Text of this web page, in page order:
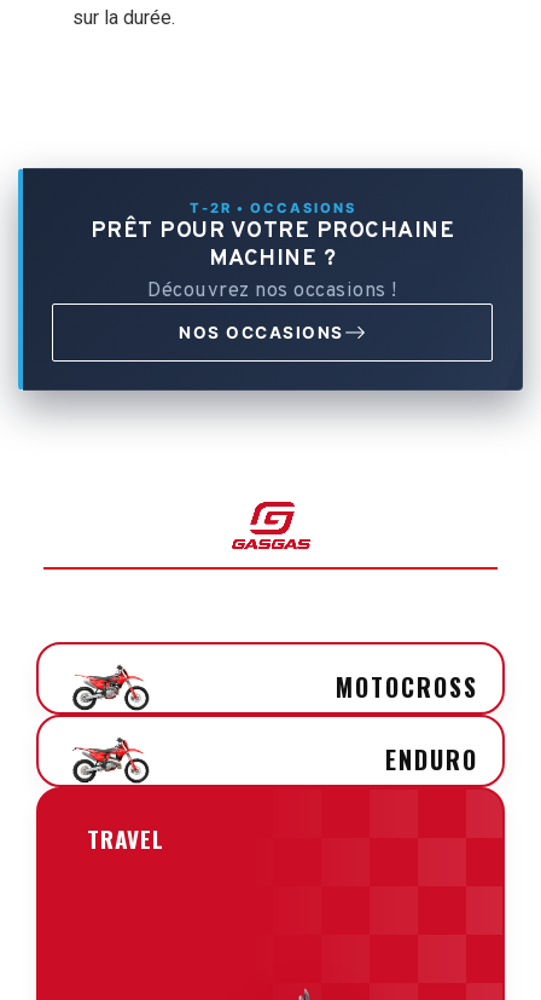
sur la durée.
T-2R • OCCASIONS
PRÊT POUR VOTRE PROCHAINE
MACHINE ?
Découvrez nos occasions !
NOS OCCASIONS
MOTOCROSS
ENDURO
TRAVEL